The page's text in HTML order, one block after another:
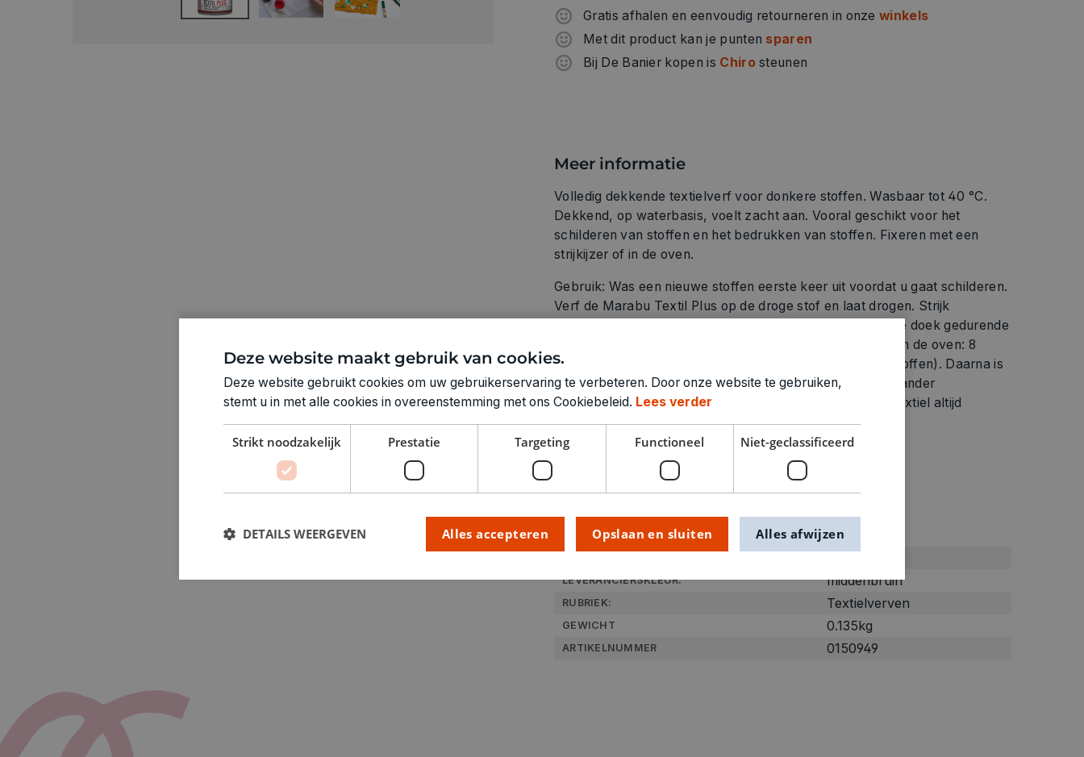
Gratis afhalen en eenvoudig retourneren in onzewinkels
Met dit product kan je punten sparen
Bij De Banier kopen is Chirosteunen
Meer informatie
Volledig dekkende textielverf voor donkere stoffen. Wasbaar tot 40 °C.
Dekkend, op waterbasis, voelt zacht aan. Vooral geschikt voor het
schilderen van stoffen en het bedrukken van stoffen. Fixeren met een
strijkijzer of in de oven.
Gebruik: Was een nieuwe stoffen eerste keer uit voordat u gaat schilderen.
Verf de Marabu Textil Plus op de droge stof en laat drogen. Strijk
vervolgens elk geverfd deel (50 x 50 cm) door een dunne doek gedurende
3 minuten op katoeninstelling vanaf de voorkant (Fixatie in de oven: 8
minuten op 150°C, behalve synthetische en gemengde stoffen). Daarna is
Marabu Textil Plus wasbaar tot 40°C. Reinig borstels en ander
gereedschap direct na gebruik met water. Was en strijk textiel altijd
binnenstebuiten of strijk van voren door een doek.
Technische specificaties
LEVERANCIERSKLEUR: middenbruin
RUBRIEK: Textielverven
GEWICHT 0.135kg
ARTIKELNUMMER 0150949
Deze website maakt gebruik van cookies.
Deze website gebruikt cookies om uw gebruikerservaring te verbeteren. Door onze website te gebruiken,
stemt u in met alle cookies in overeenstemming met ons Cookiebeleid. Lees verder
Strikt noodzakelijk Prestatie Targeting Functioneel Niet-geclassificeerd
Opslaan en sluiten
Alles accepteren Alles afwijzen
DETAILS WEERGEVEN